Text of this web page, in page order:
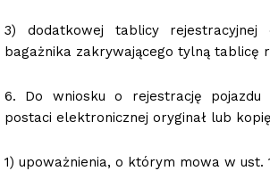
3) dodatkowej tablicy rejestracyjnej
bagażnika zakrywającego tylną tablicę
6. Do wniosku o rejestrację pojazdu
postaci elektronicznej oryginał lub
1) upoważnienia, o którym mowa w ust.